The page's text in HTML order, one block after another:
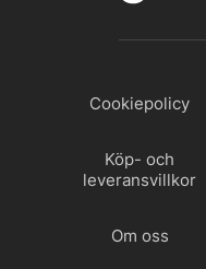
Cookiepolicy
Köp- och
leveransvillkor
Om oss